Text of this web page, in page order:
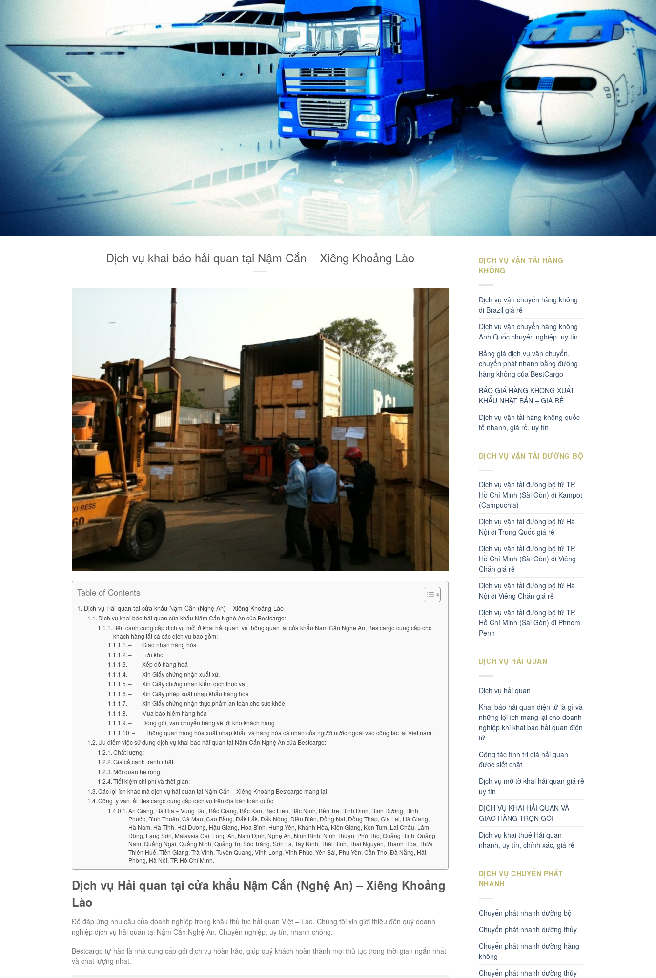
Dịch vụ khai báo hải quan tại Nậm Cắn – Xiêng Khoảng Lào
Table of Contents
Dịch vụ Hải quan tại cửa khẩu Nậm Cắn (Nghệ An) – Xiêng Khoảng Lào
Dịch vụ khai báo hải quan cửa khẩu Nậm Cắn Nghệ An của Bestcargo:
Bên cạnh cung cấp dịch vụ mở tở khai hải quan và thông quan tại cửa khẩu Nậm Cắn Nghệ An, Bestcargo cung cấp cho
khách hàng tất cả các dịch vụ bao gồm:
– Giao nhận hàng hóa
– Lưu kho
– Xếp dỡ hàng hoá
– Xin Giấy chứng nhận xuất xứ,
– Xin Giấy chứng nhận kiểm dịch thực vật,
– Xin Giấy phép xuất nhập khẩu hàng hóa
– Xin Giấy chứng nhận thực phẩm an toàn cho sức khỏe
– Mua bảo hiểm hàng hóa
– Đóng gói, vận chuyển hàng về tới kho khách hàng
– Thông quan hàng hóa xuất nhập khẩu và hàng hóa cá nhân của người nước ngoài vào công tác tại Việt nam.
Ưu điểm việc sử dụng dịch vụ khai báo hải quan tại Nậm Cắn Nghệ An của Bestcargo:
Chất lượng:
Giá cả cạnh tranh nhất:
Mối quan hệ rộng:
Tiết kiệm chi phí và thời gian:
Các lợi ích khác mà dịch vụ hải quan tại Nậm Cắn – Xiêng Khoảng Bestcargo mang lại:
Công ty vận tải Bestcargo cung cấp dịch vụ trên địa bàn toàn quốc
An Giang, Bà Rịa – Vũng Tàu, Bắc Giang, Bắc Kạn, Bạc Liêu, Bắc Ninh, Bến Tre, Bình Định, Bình Dương, Bình
Phước, Bình Thuận, Cà Mau, Cao Bằng, Đắk Lắk, Đắk Nông, Điện Biên, Đồng Nai, Đồng Tháp, Gia Lai, Hà Giang,
Hà Nam, Hà Tĩnh, Hải Dương, Hậu Giang, Hòa Bình, Hưng Yên, Khánh Hòa, Kiên Giang, Kon Tum, Lai Châu, Lâm
Đồng, Lạng Sơn, Malaysia Cai, Long An, Nam Định, Nghệ An, Ninh Bình, Ninh Thuận, Phú Thọ, Quảng Bình, Quảng
Nam, Quảng Ngãi, Quảng Ninh, Quảng Trị, Sóc Trăng, Sơn La, Tây Ninh, Thái Bình, Thái Nguyên, Thanh Hóa, Thừa
Thiên Huế, Tiền Giang, Trà Vinh, Tuyên Quang, Vĩnh Long, Vĩnh Phúc, Yên Bái, Phú Yên, Cần Thơ, Đà Nẵng, Hải
Phòng, Hà Nội, TP. Hồ Chí Minh.
Dịch vụ Hải quan tại cửa khẩu Nậm Cắn (Nghệ An) – Xiêng Khoảng
Lào
Để đáp ứng nhu cầu của doanh nghiệp trong khâu thủ tục hải quan Việt – Lào. Chúng tôi xin giới thiệu đến quý doanh
nghiệp dịch vụ hải quan tại Nậm Cắn Nghệ An. Chuyên nghiệp, uy tín, nhanh chóng.
Bestcargo tự hào là nhà cung cấp gói dịch vụ hoàn hảo, giúp quý khách hoàn thành mọi thủ tục trong thời gian ngắn nhất
và chất lượng nhất.
DỊCH VỤ VẬN TẢI HÀNG
KHÔNG
Dịch vụ vận chuyển hàng không
đi Brazil giá rẻ
Dịch vụ vận chuyển hàng không
Anh Quốc chuyên nghiệp, uy tín
Bảng giá dịch vụ vận chuyển,
chuyển phát nhanh bằng đường
hàng không của BestCargo
BÁO GIÁ HÀNG KHÔNG XUẤT
KHẨU NHẬT BẢN – GIÁ RẺ
Dịch vụ vận tải hàng không quốc
tế nhanh, giá rẻ, uy tín
DỊCH VỤ VẬN TẢI ĐƯỜNG BỘ
Dịch vụ vận tải đường bộ từ TP.
Hồ Chí Minh (Sài Gòn) đi Kampot
(Campuchia)
Dịch vụ vận tải đường bộ từ Hà
Nội đi Trung Quốc giá rẻ
Dịch vụ vận tải đường bộ từ TP.
Hồ Chí Minh (Sài Gòn) đi Viêng
Chăn giá rẻ
Dịch vụ vận tải đường bộ từ Hà
Nội đi Viêng Chăn giá rẻ
Dịch vụ vận tải đường bộ từ TP.
Hồ Chí Minh (Sài Gòn) đi Phnom
Penh
DỊCH VỤ HẢI QUAN
Dịch vụ hải quan
Khai báo hải quan điện tử là gì và
những lợi ích mang lại cho doanh
nghiệp khi khai báo hải quan điện
tử
Công tác tính trị giá hải quan
được siết chặt
Dịch vụ mở tờ khai hải quan giá rẻ
uy tín
DỊCH VỤ KHAI HẢI QUAN VÀ
GIAO HÀNG TRỌN GÓI
Dịch vụ khai thuê Hải quan
nhanh, uy tín, chính xác, giá rẻ
DỊCH VỤ CHUYỂN PHÁT
NHANH
Chuyển phát nhanh đường bộ
Chuyển phát nhanh dường thủy
Chuyển phát nhanh đường hàng
không
Chuyển phát nhanh đường thủy